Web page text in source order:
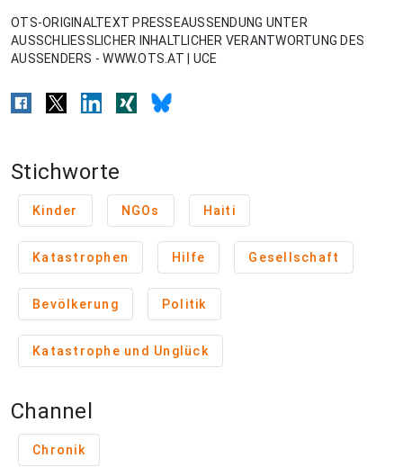
OTS-ORIGINALTEXT PRESSEAUSSENDUNG UNTER
AUSSCHLIESSLICHER INHALTLICHER VERANTWORTUNG DES
AUSSENDERS - WWW.OTS.AT | UCE
Stichworte
Kinder NGOs Haiti
Katastrophen Hilfe Gesellschaft
Bevölkerung Politik
Katastrophe und Unglück
Channel
Chronik